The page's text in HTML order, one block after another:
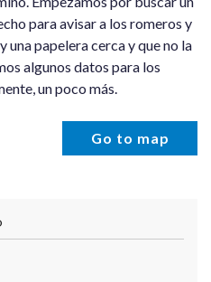
para avisar a los romeros y
una papelera cerca y que no la
algunos datos para los
un poco más.
Go to map